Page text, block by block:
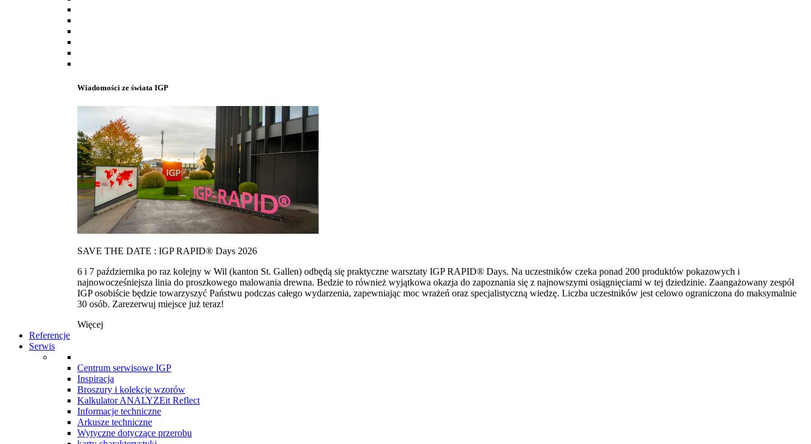
Wiadomości ze świata IGP
SAVE THE DATE : IGP RAPID® Days 2026
6 i 7 października po raz kolejny w Wil (kanton St. Gallen) odbędą się praktyczne warsztaty IGP RAPID® Days. Na uczestników czeka ponad 200 produktów pokazowych i
najnowocześniejsza linia do proszkowego malowania drewna. Bedzie to również wyjątkowa okazja do zapoznania się z najnowszymi osiągnięciami w tej dziedzinie. Zaangażowany zespół
IGP osobiście będzie towarzyszyć Państwu podczas całego wydarzenia, zapewniając moc wrażeń oraz specjalistyczną wiedzę. Liczba uczestników jest celowo ograniczona do maksymalnie
30 osób. Zarezerwuj miejsce już teraz!
Więcej
Referencje
Serwis
Centrum serwisowe IGP
Inspiracja
Broszury i kolekcje wzorów
Kalkulator ANALYZEit Reflect
Informacje techniczne
Arkusze techniczne
Wytyczne dotyczące przerobu